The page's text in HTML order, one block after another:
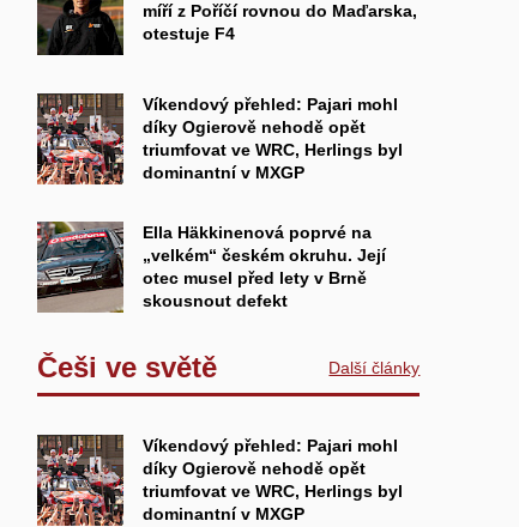
míří z Poříčí rovnou do Maďarska,
otestuje F4
Víkendový přehled: Pajari mohl
díky Ogierově nehodě opět
triumfovat ve WRC, Herlings byl
dominantní v MXGP
Ella Häkkinenová poprvé na
„velkém“ českém okruhu. Její
otec musel před lety v Brně
skousnout defekt
Češi ve světě Další články
Víkendový přehled: Pajari mohl
díky Ogierově nehodě opět
triumfovat ve WRC, Herlings byl
dominantní v MXGP